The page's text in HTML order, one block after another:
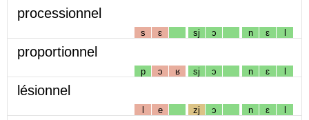
processionnel
s ɛ sj ɔ n ɛ l
proportionnel
p ɔ ʁ sj ɔ n ɛ l
lésionnel
l e zj ɔ n ɛ l